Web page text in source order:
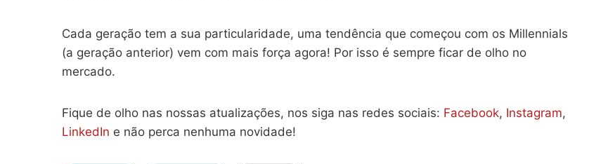
Cada geração tem a sua particularidade, uma tendência que começou com os Millennials
(a geração anterior) vem com mais força agora! Por isso é sempre ficar de olho no
mercado.
Fique de olho nas nossas atualizações, nos siga nas redes sociais: Facebook, Instagram,
LinkedIn e não perca nenhuma novidade!